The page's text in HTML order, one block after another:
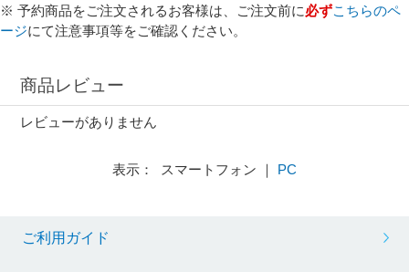
※ 予約商品をご注文されるお客様は、ご注文前に必ずこちらのペ
ージにて注意事項等をご確認ください。
商品レビュー
レビューがありません
表示： スマートフォン ｜ PC
ご利用ガイド